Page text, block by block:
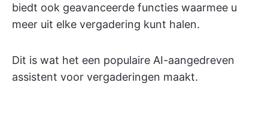
biedt ook geavanceerde functies waarmee u
meer uit elke vergadering kunt halen.
Dit is wat het een populaire AI-aangedreven
assistent voor vergaderingen maakt.